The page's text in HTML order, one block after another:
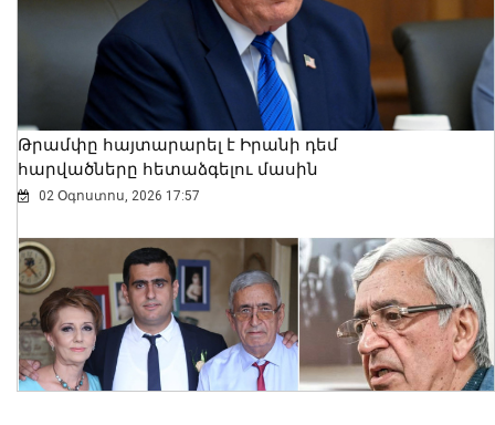
Ինչպե՞ս է շոգն ազդում սրտի վրա և
ինչպես պաշտպանվել. ԱՆ-ի
խորհուրդները
05 Օգոստոս, 2026 23:17
Թրամփը հայտարարել է Իրանի դեմ
հարվածները հետաձգելու մասին
02 Օգոստոս, 2026 17:57